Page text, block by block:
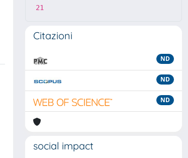
21
Citazioni
ND
ND
ND
social impact